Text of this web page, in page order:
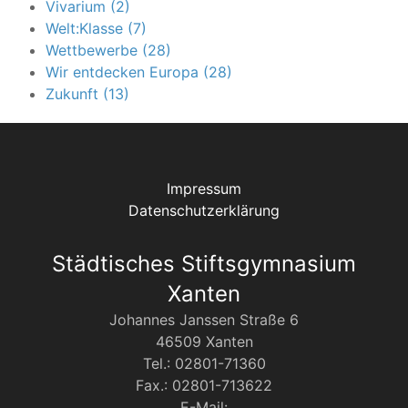
Vivarium (2)
Welt:Klasse (7)
Wettbewerbe (28)
Wir entdecken Europa (28)
Zukunft (13)
Impressum
Datenschutzerklärung
Städtisches Stiftsgymnasium
Xanten
Johannes Janssen Straße 6
46509 Xanten
Tel.: 02801-71360
Fax.: 02801-713622